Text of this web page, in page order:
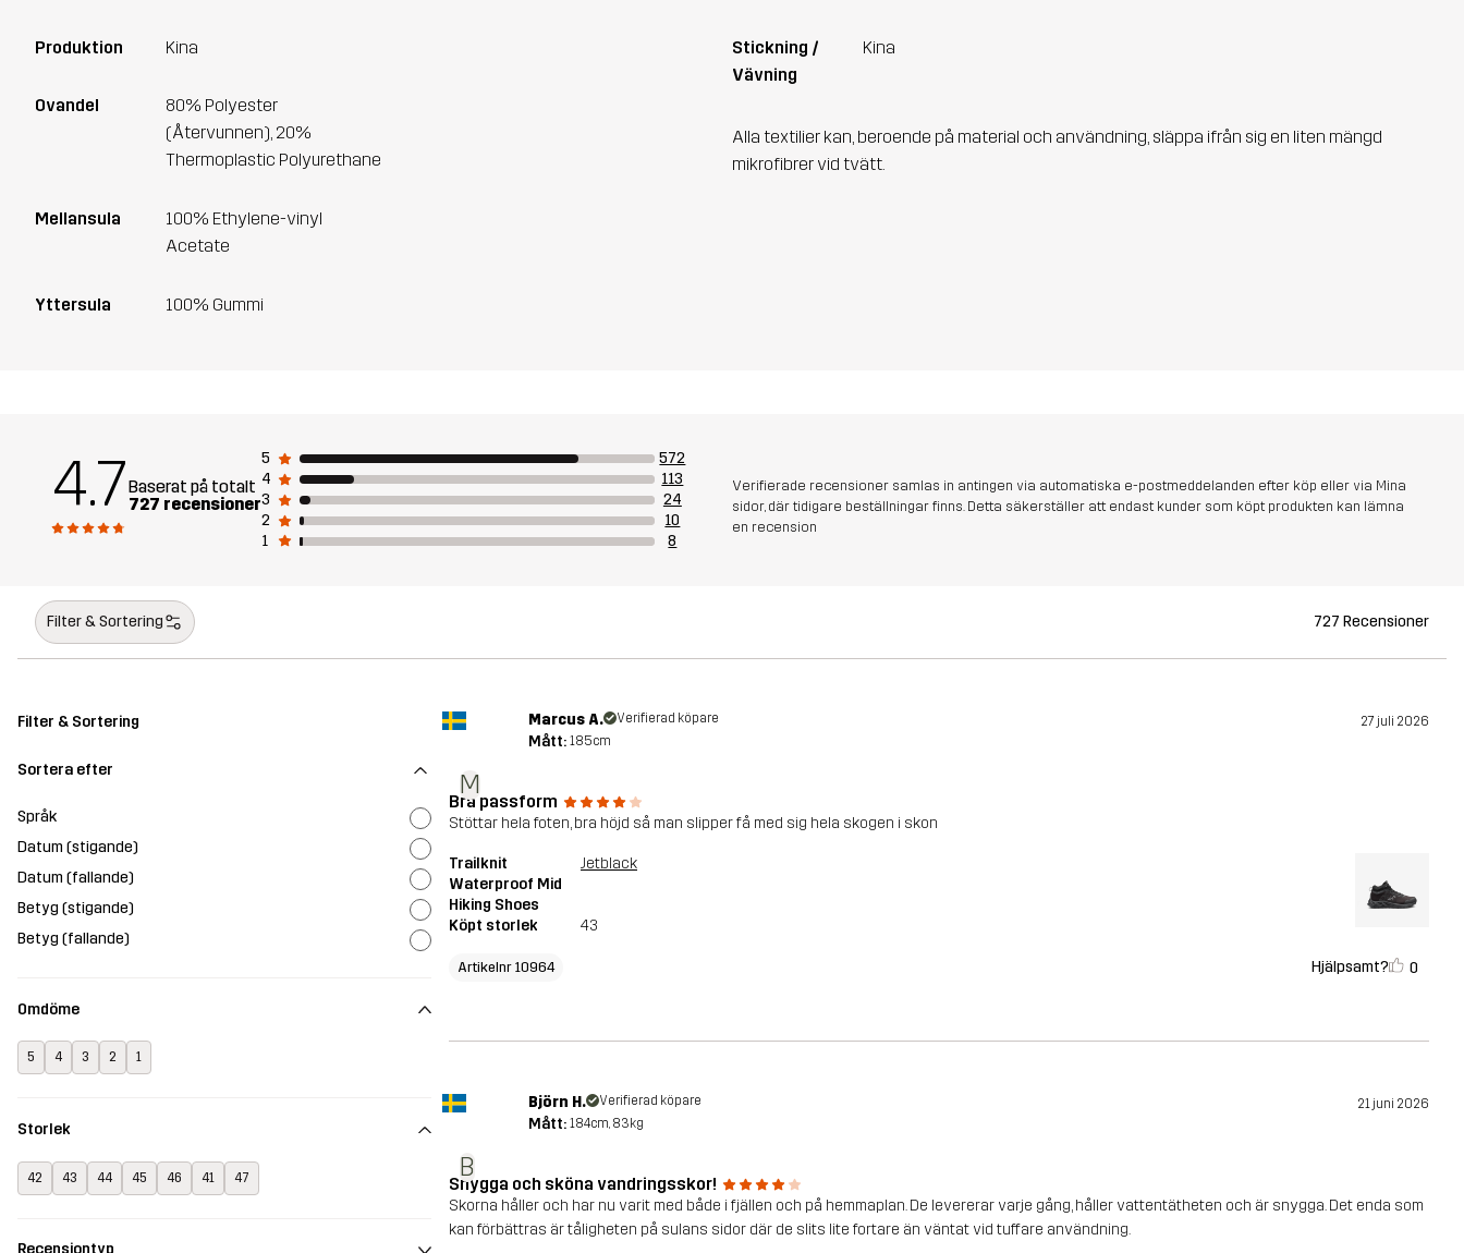
Produktion Kina
Ovandel
80% Polyester
(Återvunnen), 20%
Thermoplastic Polyurethane
Mellansula
100% Ethylene-vinyl
Acetate
Yttersula 100% Gummi
Stickning /
Vävning
Kina
Alla textilier kan, beroende på material och användning, släppa ifrån sig en liten mängd
mikrofibrer vid tvätt.
4.7Baserat på totalt
727 recensioner
5
572
4
113
3
24
2
10
1
8
Verifierade recensioner samlas in antingen via automatiska e-postmeddelanden efter köp eller via Mina
sidor, där tidigare beställningar finns. Detta säkerställer att endast kunder som köpt produkten kan lämna
en recension
Filter & Sortering 727 Recensioner
Filter & Sortering
Sortera efter
Språk
Datum (stigande)
Datum (fallande)
Betyg (stigande)
Betyg (fallande)
Omdöme
5 4 3 2 1
Storlek
42 43 44 45 46 41 47
M
Marcus A. Verifierad köpare 27 juli 2026
Mått: 185cm
Bra passform
Stöttar hela foten, bra höjd så man slipper få med sig hela skogen i skon
Trailknit
Waterproof Mid
Hiking Shoes
Jetblack
Köpt storlek 43
Artikelnr 10964 Hjälpsamt? 0
B
Björn H. Verifierad köpare 21 juni 2026
Mått: 184cm, 83kg
Snygga och sköna vandringsskor!
Skorna håller och har nu varit med både i fjällen och på hemmaplan. De levererar varje gång, håller vattentätheten och är snygga. Det enda som
kan förbättras är tåligheten på sulans sidor där de slits lite fortare än väntat vid tuffare användning.